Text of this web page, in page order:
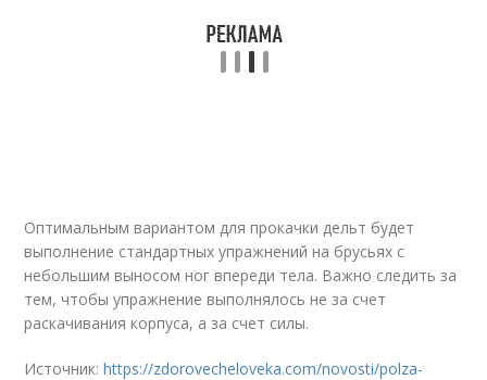
Оптимальным вариантом для прокачки дельт будет
выполнение стандартных упражнений на брусьях с
небольшим выносом ног впереди тела. Важно следить за
тем, чтобы упражнение выполнялось не за счет
раскачивания корпуса, а за счет силы.
Источник:https://zdorovecheloveka.com/novosti/polza-